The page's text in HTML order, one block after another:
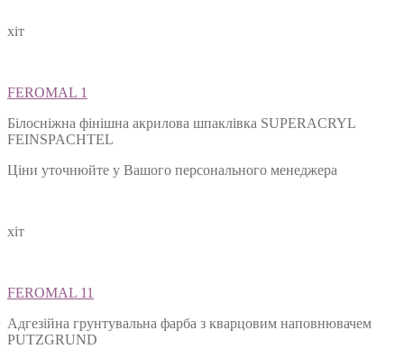
хіт
FEROMAL 1
Білосніжна фінішна акрилова шпаклівка SUPERACRYL
FEINSPACHTEL
Ціни уточнюйте у Вашого персонального менеджера
хіт
FEROMAL 11
Адгезійна грунтувальна фарба з кварцовим наповнювачем
PUTZGRUND